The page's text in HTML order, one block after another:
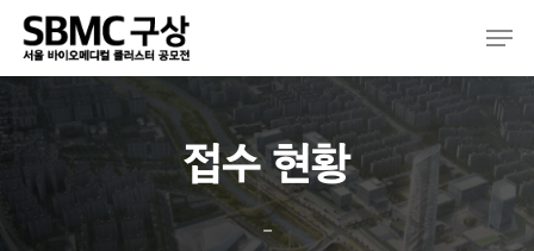
Skip
main
접수 현황
–